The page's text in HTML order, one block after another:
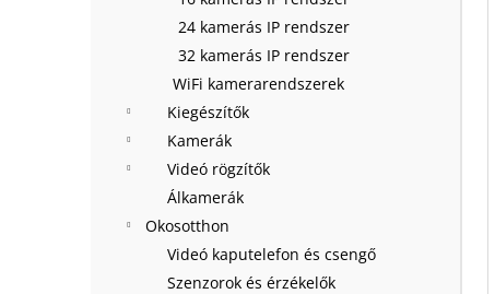
24 kamerás IP rendszer
32 kamerás IP rendszer
WiFi kamerarendszerek
Kiegészítők
Kamerák
Videó rögzítők
Álkamerák
Okosotthon
Videó kaputelefon és csengő
Szenzorok és érzékelők